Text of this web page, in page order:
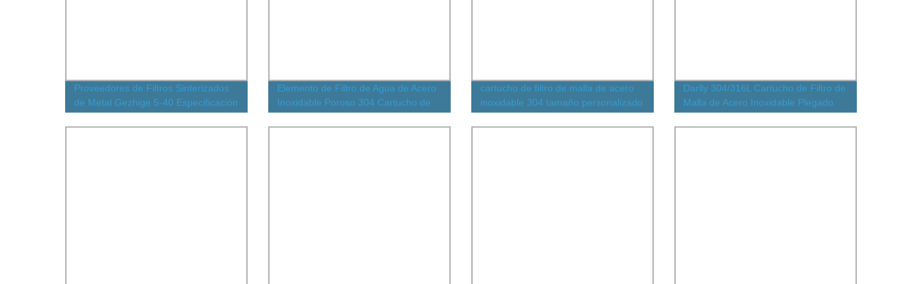
Proveedores de Filtros Sinterizados
de Metal Gezhige 5-40 Especificación
de Malla de Acero Inoxidable
Elemento de Filtro de Agua de Acero
Inoxidable Poroso 304 Cartucho de
Resistente a la Corrosión para
cartucho de filtro de malla de acero
inoxidable 304 tamaño personalizado
alambre perforado para filtración de
Darlly 304/316L Cartucho de Filtro de
Malla de Acero Inoxidable Plegado